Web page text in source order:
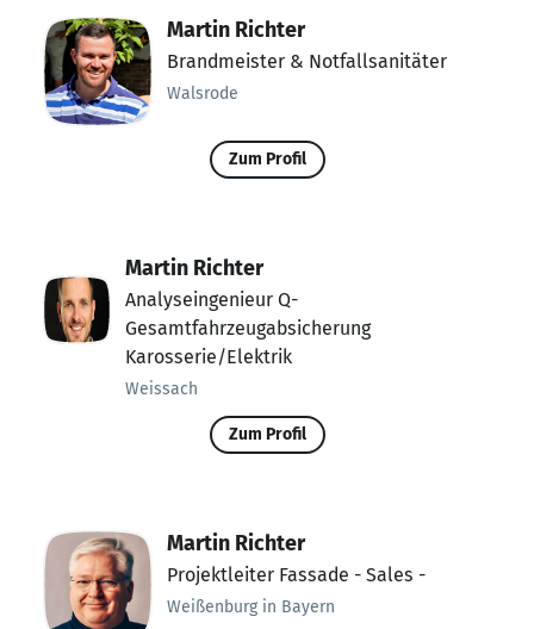
Martin Richter
Brandmeister & Notfallsanitäter
Walsrode
Zum Profil
Martin Richter
Analyseingenieur Q-
Gesamtfahrzeugabsicherung
Karosserie/Elektrik
Weissach
Zum Profil
Martin Richter
Projektleiter Fassade - Sales -
Weißenburg in Bayern